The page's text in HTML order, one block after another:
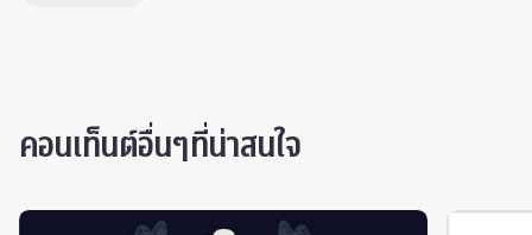
คอนเท็นต์อื่นๆที่น่าสนใจ